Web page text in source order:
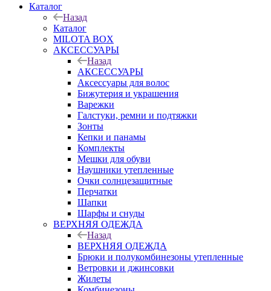
Каталог
Назад
Каталог
MILOTA BOX
АКСЕССУАРЫ
Назад
АКСЕССУАРЫ
Аксессуары для волос
Бижутерия и украшения
Варежки
Галстуки, ремни и подтяжки
Зонты
Кепки и панамы
Комплекты
Мешки для обуви
Наушники утепленные
Очки солнцезащитные
Перчатки
Шапки
Шарфы и снуды
ВЕРХНЯЯ ОДЕЖДА
Назад
ВЕРХНЯЯ ОДЕЖДА
Брюки и полукомбинезоны утепленные
Ветровки и джинсовки
Жилеты